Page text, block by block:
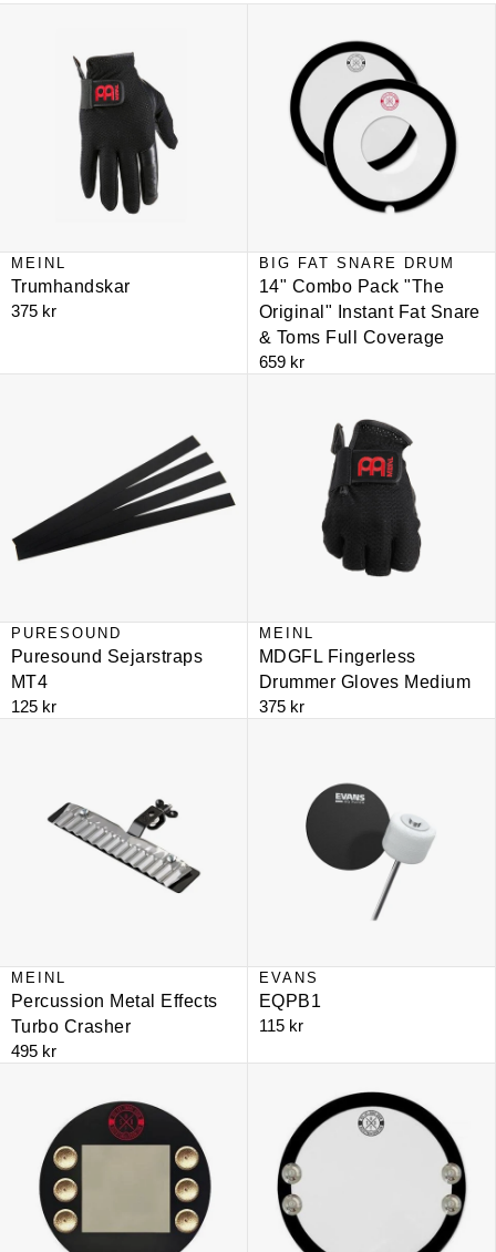
MEINL
Trumhandskar
375 kr
BIG FAT SNARE DRUM
14" Combo Pack "The
Original" Instant Fat Snare
& Toms Full Coverage
659 kr
PURESOUND
Puresound Sejarstraps
MT4
125 kr
MEINL
MDGFL Fingerless
Drummer Gloves Medium
375 kr
MEINL
Percussion Metal Effects
Turbo Crasher
495 kr
EVANS
EQPB1
115 kr